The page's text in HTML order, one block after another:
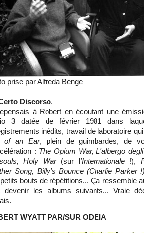
prise par Alfreda Benge
Discorso.
à Robert en écoutant une
3 datée de février 1981 dans
inédits, travail de laboratoire
of an Ear, plein de guimbardes, de
: The Opium War, L'albergo
Holy War(sur l'Internationale!),
Song, Billy's Bounce (Charlie Parker
bouts de répétitions... Ça ressemble
devenir les albums suivants... Vraie
WYATT PAR/SUR ODEIA